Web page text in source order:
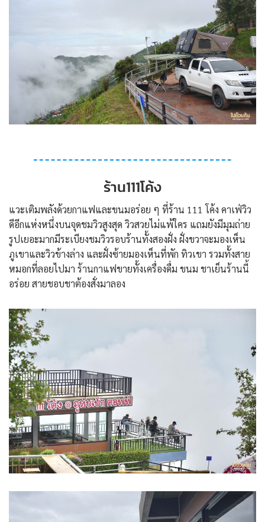
ร้าน111โค้ง
แวะเติมพลังด้วยกาแฟและขนมอร่อย ๆ ที่ร้าน 111 โค้ง คาเฟ่วิว
ดีอีกแห่งหนึ่งบนจุดชมวิวสูงสุด วิวสวยไม่แพ้ใคร แถมยังมีมุมถ่าย
รูปเยอะมากมีระเบียงชมวิวรอบร้านทั้งสองฝั่ง ฝั่งขวาจะมองเห็น
ภูเขาและวิวข้างล่าง และฝั่งซ้ายมองเห็นที่พัก ทิวเขา รวมทั้งสาย
หมอกที่ลอยไปมา ร้านกาแฟขายทั้งเครื่องดื่ม ขนม ชาเย็นร้านนี้
อร่อย สายชอบชาต้องสั่งมาลอง